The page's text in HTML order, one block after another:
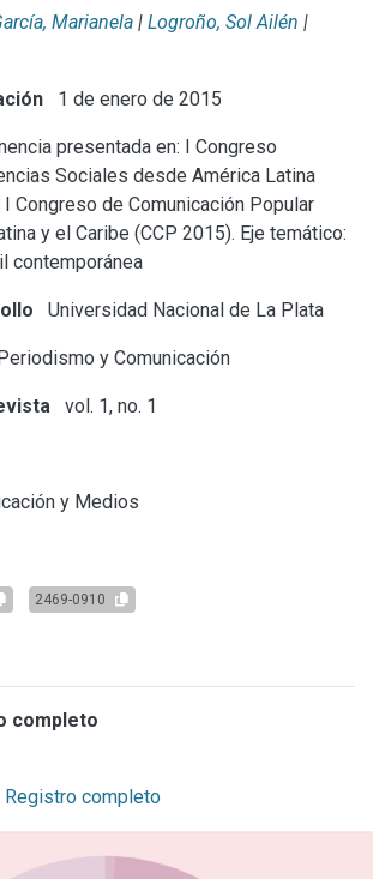
Marianela | Logroño, Sol Ailén |
1 de enero de 2015
presentada en: I Congreso
Sociales desde América Latina
Congreso de Comunicación Popular
y el Caribe (CCP 2015). Eje temático:
contemporánea
Universidad Nacional de La Plata
y Comunicación
vol. 1, no. 1
y Medios
2469-0910
completo
Registro completo